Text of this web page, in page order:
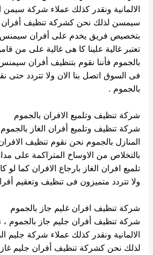
الالمانية ونقدر كذلك عملاء شركة
سيمسن لذلك نحن كشركة تنظيف أفران
بتخصيص فريق يخدم على أفران سيمنس
تعتبر غالية علينا كا هى غالية على من
بالجموم فأننا نقوم بتنظيف أفران
فى السوق اتصل بنا الان ولا تتردد
بالجموم .
شركة تنظيف وتلميع الافران بالجموم
شركة تنظيف وتلميع أفران الغاز
المنازل بالجموم نحن نقوم تنظيف
بالتخلاص من الاوساخ المتراكمة على
تلميع افران الغاز بارجاع الافران كما
ولا تتردد متميزون فى تنظيف وتعقيم
شركة تنظيف افران غليم جاز بالجموم
شركة تنظيف أفران جليم جاز بالجموم ،
الالمانية ونقدر كذلك عملاء شركة جليم
لذلك نحن كشركة تنظيف أفران جليم